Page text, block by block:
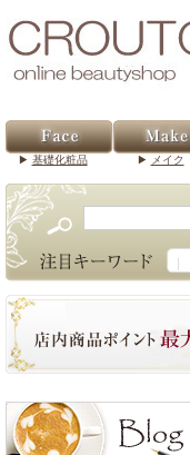
基礎化粧品 メイク